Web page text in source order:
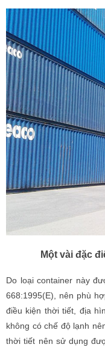
Một vài đặc
Do loại container này
668:1995(E), nên phù
điều kiện thời tiết, địa
không có chế độ lạnh
thời tiết nên sử dụng